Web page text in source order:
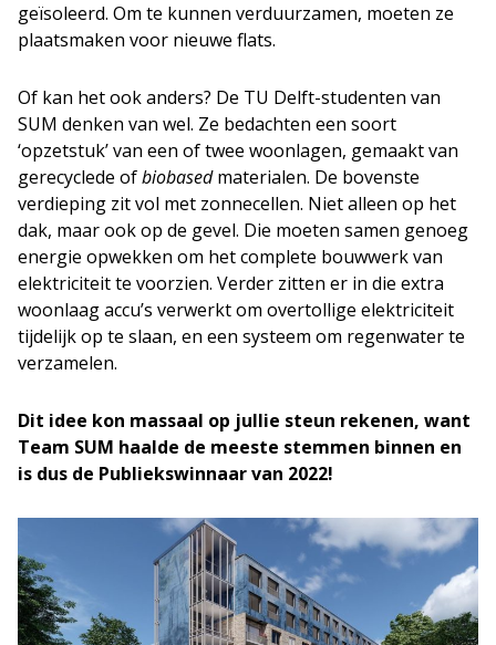
geïsoleerd. Om te kunnen verduurzamen, moeten ze
plaatsmaken voor nieuwe flats.
Of kan het ook anders? De TU Delft-studenten van
SUM denken van wel. Ze bedachten een soort
‘opzetstuk’ van een of twee woonlagen, gemaakt van
gerecyclede ofbiobasedmaterialen. De bovenste
verdieping zit vol met zonnecellen. Niet alleen op het
dak, maar ook op de gevel. Die moeten samen genoeg
energie opwekken om het complete bouwwerk van
elektriciteit te voorzien. Verder zitten er in die extra
woonlaag accu’s verwerkt om overtollige elektriciteit
tijdelijk op te slaan, en een systeem om regenwater te
verzamelen.
Dit idee kon massaal op jullie steun rekenen, want
Team SUM haalde de meeste stemmen binnen en
is dus de Publiekswinnaar van 2022!